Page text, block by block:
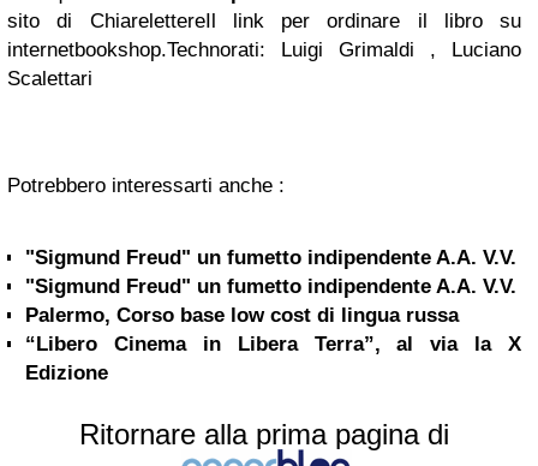
sito di ChiarelettereIl link per ordinare il libro su
internetbookshop.Technorati: Luigi Grimaldi , Luciano
Scalettari
Potrebbero interessarti anche :
"Sigmund Freud" un fumetto indipendente A.A. V.V.
"Sigmund Freud" un fumetto indipendente A.A. V.V.
Palermo, Corso base low cost di lingua russa
“Libero Cinema in Libera Terra”, al via la X
Edizione
Ritornare alla prima pagina di